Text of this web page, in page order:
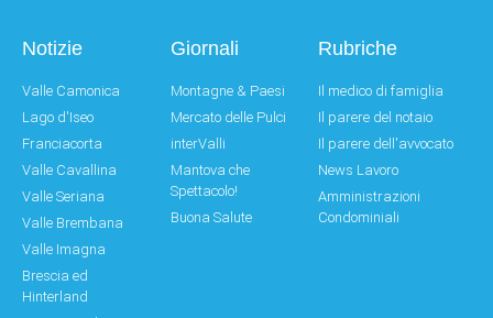
Notizie
Valle Camonica
Lago d'Iseo
Franciacorta
Valle Cavallina
Valle Seriana
Valle Brembana
Valle Imagna
Brescia ed
Hinterland
Giornali
Montagne & Paesi
Mercato delle Pulci
interValli
Mantova che
Spettacolo!
Buona Salute
Rubriche
Il medico di famiglia
Il parere del notaio
Il parere dell'avvocato
News Lavoro
Amministrazioni
Condominiali